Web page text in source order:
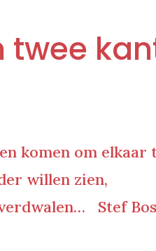
twee
komen om elkaar
willen zien,
Stef Bos